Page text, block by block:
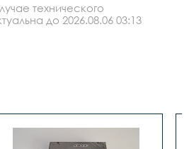
технического
до 2026.08.06 03:13